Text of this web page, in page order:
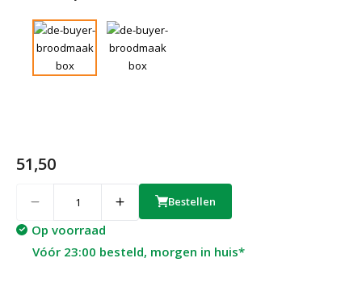
51,50
Bestellen
Op voorraad
Vóór 23:00 besteld, morgen in huis*